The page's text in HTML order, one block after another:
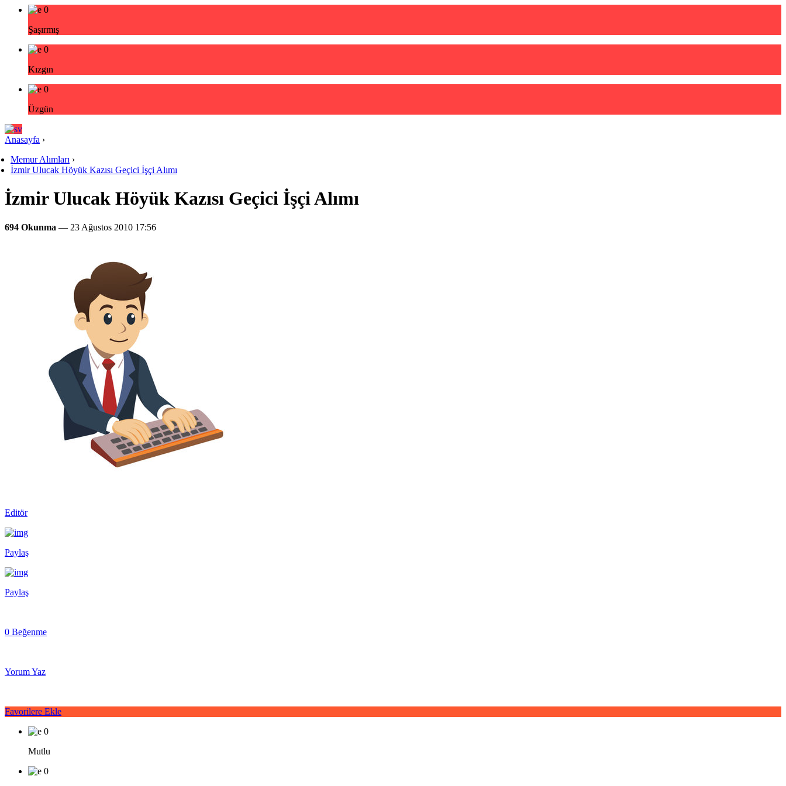
0
Şaşırmış
0
Kızgın
0
Üzgün
Anasayfa ›
Memur Alımları ›
İzmir Ulucak Höyük Kazısı Geçici İşçi Alımı
İzmir Ulucak Höyük Kazısı Geçici İşçi Alımı
694 Okunma — 23 Ağustos 2010 17:56
Editör
Paylaş
Paylaş
0 Beğenme
Yorum Yaz
Favorilere Ekle
0
Mutlu
0